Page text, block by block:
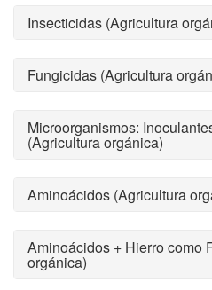
Insecticidas (Agricultura
Fungicidas (Agricultura
Microorganismos:
(Agricultura orgánica)
Aminoácidos (Agricultura
Aminoácidos + Hierro como
orgánica)